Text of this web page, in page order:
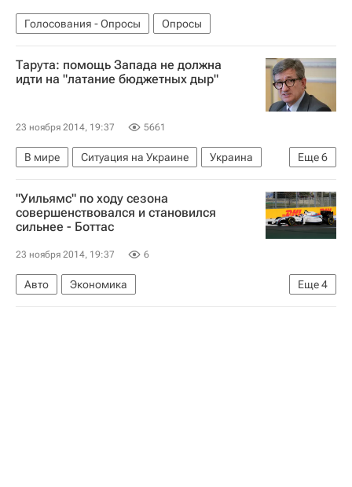
Голосования - Опросы Опросы
Тарута: помощь Запада не должна
идти на "латание бюджетных дыр"
23 ноября 2014, 19:37 5661
Еще6
В мире Ситуация на Украине
Украина
Европа
Донецкая область
Весь мир
Арсений Яценюк
Сергей Тарута
Кабинет министров Украины
"Уильямс" по ходу сезона
совершенствовался и становился
сильнее - Боттас
23 ноября 2014, 19:37 6
Еще4
Авто
Экономика
Заключительный этап чемпионата "Формулы-1" 2014 года - Гран-при Абу-Даби, 21-23 ноября